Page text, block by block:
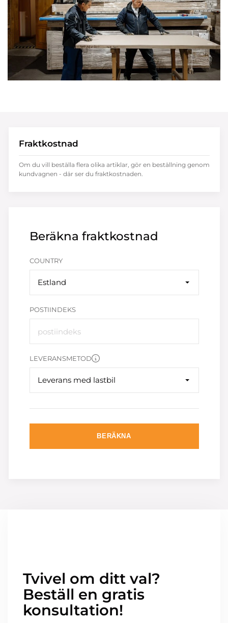
Beräkna fraktkostnad
COUNTRY
Estland
POSTIINDEKS
LEVERANSMETOD
Leverans med lastbil
BERÄKNA
Fraktkostnad
Om du vill beställa flera olika artiklar, gör en beställning genom
kundvagnen - där ser du fraktkostnaden.
Tvivel om ditt val?
Beställ en gratis
konsultation!